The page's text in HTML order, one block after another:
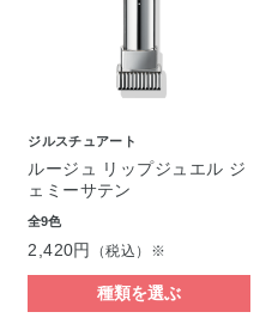
ジルスチュアート
ルージュ リップジュエル ジ
ェミーサテン
全9色
2,420円 （税込）※
種類を選ぶ